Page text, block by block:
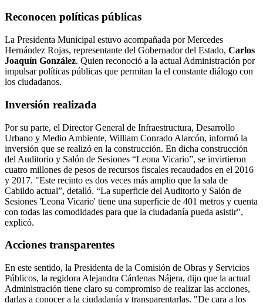
Reconocen políticas públicas
La Presidenta Municipal estuvo acompañada por Mercedes
Hernández Rojas, representante del Gobernador del Estado, Carlos
Joaquín González. Quien reconoció a la actual Administración por
impulsar políticas públicas que permitan la el constante diálogo con
los ciudadanos.
Inversión realizada
Por su parte, el Director General de Infraestructura, Desarrollo
Urbano y Medio Ambiente, William Conrado Alarcón, informó la
inversión que se realizó en la construcción. En dicha construcción
del Auditorio y Salón de Sesiones “Leona Vicario”, se invirtieron
cuatro millones de pesos de recursos fiscales recaudados en el 2016
y 2017. "Este recinto es dos veces más amplio que la sala de
Cabildo actual”, detalló. “La superficie del Auditorio y Salón de
Sesiones 'Leona Vicario' tiene una superficie de 401 metros y cuenta
con todas las comodidades para que la ciudadanía pueda asistir",
explicó.
Acciones transparentes
En este sentido, la Presidenta de la Comisión de Obras y Servicios
Públicos, la regidora Alejandra Cárdenas Nájera, dijo que la actual
Administración tiene claro su compromiso de realizar las acciones,
darlas a conocer a la ciudadanía y transparentarlas. "De cara a los